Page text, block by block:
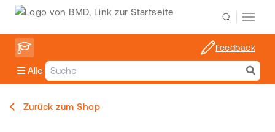
Alle
Feedback
Zurück zum Shop